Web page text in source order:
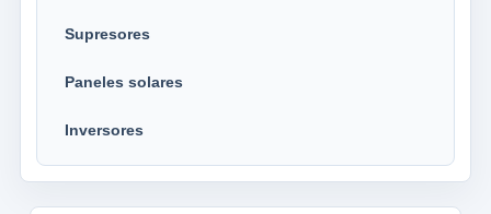
Supresores
Paneles solares
Inversores